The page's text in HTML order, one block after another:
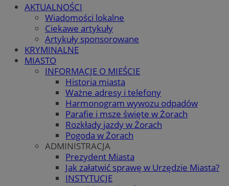
AKTUALNOŚCI
Wiadomości lokalne
Ciekawe artykuły
Artykuły sponsorowane
KRYMINALNE
MIASTO
INFORMACJE O MIEŚCIE
Historia miasta
Ważne adresy i telefony
Harmonogram wywozu odpadów
Parafie i msze święte w Żorach
Rozkłady jazdy w Żorach
Pogoda w Żorach
ADMINISTRACJA
Prezydent Miasta
Jak załatwić sprawę w Urzędzie Miasta?
INSTYTUCJE